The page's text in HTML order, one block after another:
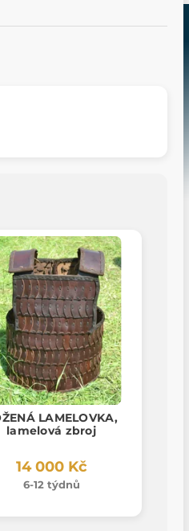
LAMELOVKA,
lamelová zbroj
14 000 Kč
6-12 týdnů